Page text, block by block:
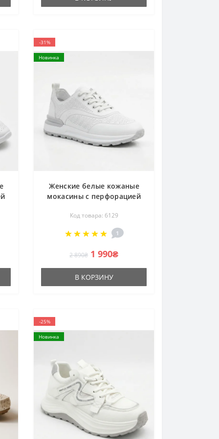
-31%
Новинка
Женские белые кожаные
мокасины с перфорацией
WHITE lonza 207106 2026
Код товара: 6129
1
2 890₴ 1 990₴
В КОРЗИНУ
-25%
Новинка